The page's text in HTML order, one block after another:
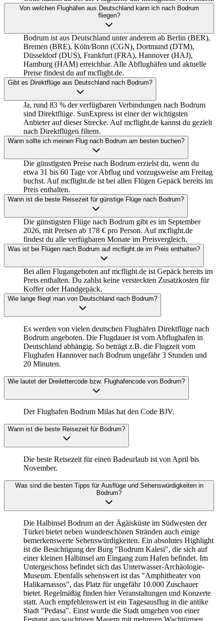
Von welchen Flughäfen aus Deutschland kann ich nach Bodrum
fliegen?
Bodrum ist aus Deutschland unter anderem ab Berlin (BER),
Bremen (BRE), Köln/Bonn (CGN), Dortmund (DTM),
Düsseldorf (DUS), Frankfurt (FRA), Hannover (HAJ),
Hamburg (HAM) erreichbar. Alle Abflughäfen und aktuelle
Preise findest du auf mcflight.de.
Gibt es Direktflüge aus Deutschland nach Bodrum?
Ja, rund 83 % der verfügbaren Verbindungen nach Bodrum
sind Direktflüge. SunExpress ist einer der wichtigsten
Anbieter auf dieser Strecke. Auf mcflight.de kannst du gezielt
nach Direktflügen filtern.
Wann sollte ich meinen Flug nach Bodrum am besten buchen?
Die günstigsten Preise nach Bodrum erzielst du, wenn du
etwa 31 bis 60 Tage vor Abflug und vorzugsweise am Freitag
buchst. Auf mcflight.de ist bei allen Flügen Gepäck bereits im
Preis enthalten.
Wann ist die beste Reisezeit für günstige Flüge nach Bodrum?
Die günstigsten Flüge nach Bodrum gibt es im September
2026, mit Preisen ab 178 € pro Person. Auf mcflight.de
findest du alle verfügbaren Monate im Preisvergleich.
Was ist bei Flügen nach Bodrum auf mcflight.de im Preis enthalten?
Bei allen Flugangeboten auf mcflight.de ist Gepäck bereits im
Preis enthalten. Du zahlst keine versteckten Zusatzkosten für
Koffer oder Handgepäck.
Wie lange fliegt man von Deutschland nach Bodrum?
Es werden von vielen deutschen Flughäfen Direktflüge nach
Bodrum angeboten. Die Flugdauer ist vom Abflughafen in
Deutschland abhängig. So beträgt z.B. die Flugzeit vom
Flughafen Hannover nach Bodrum ungefähr 3 Stunden und
20 Minuten.
Wie lautet der Dreilettercode bzw. Flughafencode von Bodrum?
Der Flughafen Bodrum Milas hat den Code BJV.
Wann ist die beste Reisezeit für Bodrum?
Die beste Reisezeit für einen Badeurlaub ist von April bis
November.
Was sind die besten Tipps für Ausflüge und Sehenswürdigkeiten in
Bodrum?
Die Halbinsel Bodrum an der Ägäisküste im Südwesten der
Türkei bietet neben wunderschönen Stränden auch einige
bemerkenswerte Sehenswürdigkeiten. Ein absolutes Highlight
ist die Besichtigung der Burg "Bodrum Kalesi", die sich auf
einer kleinen Halbinsel am Eingang zum Hafen befindet. Im
Untergeschoss befindet sich das Unterwasser-Archäologie-
Museum. Ebenfalls sehenswert ist das "Amphitheater von
Halikarnassos", das Platz für ungefähr 10.000 Zuschauer
bietet. Regelmäßig finden hier Veranstaltungen und Konzerte
statt. Auch empfehlenswert ist ein Tagesausflug in die antike
Stadt "Pedasa". Einst wurde die Stadt umgeben von einer
Festung aus wuchtigen Mauern mit mehreren Wachtürmen.